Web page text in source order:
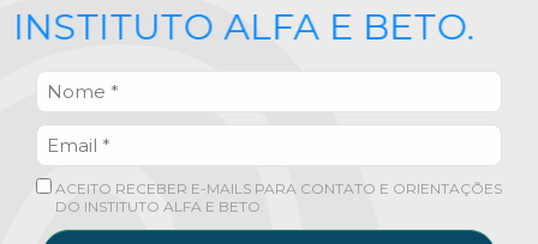
INSTITUTO ALFA E BETO.
ACEITO RECEBER E-MAILS PARA CONTATO E ORIENTAÇÕES
DO INSTITUTO ALFA E BETO.